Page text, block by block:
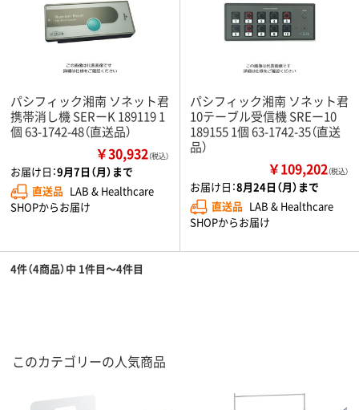
パシフィック湘南 ソネット君
携帯消し機 SERーK 189119 1
個 63-1742-48（直送品）
￥30,932（税込）
お届け日：9月7日（月）まで
直送品 LAB & Healthcare
SHOPからお届け
パシフィック湘南 ソネット君
10テーブル受信機 SREー10
189155 1個 63-1742-35（直送
品）
￥109,202（税込）
お届け日：8月24日（月）まで
直送品 LAB & Healthcare
SHOPからお届け
4件（4商品）中 1件目～4件目
このカテゴリーの人気商品